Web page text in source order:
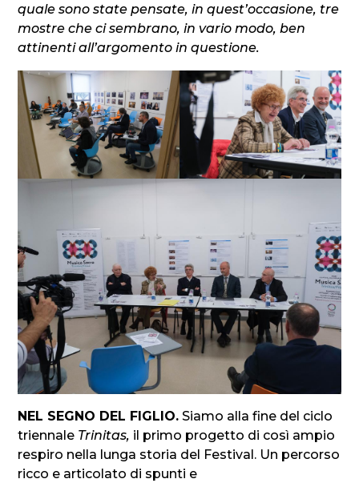
quale sono state pensate, in quest’occasione, tre
mostre che ci sembrano, in vario modo, ben
attinenti all’argomento in questione.
NEL SEGNO DEL FIGLIO. Siamo alla fine del ciclo
triennale Trinitas, il primo progetto di così ampio
respiro nella lunga storia del Festival. Un percorso
ricco e articolato di spunti e